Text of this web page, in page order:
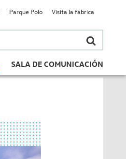
SALA DE COMUNICACIÓN
Parque Polo Visita la fábrica